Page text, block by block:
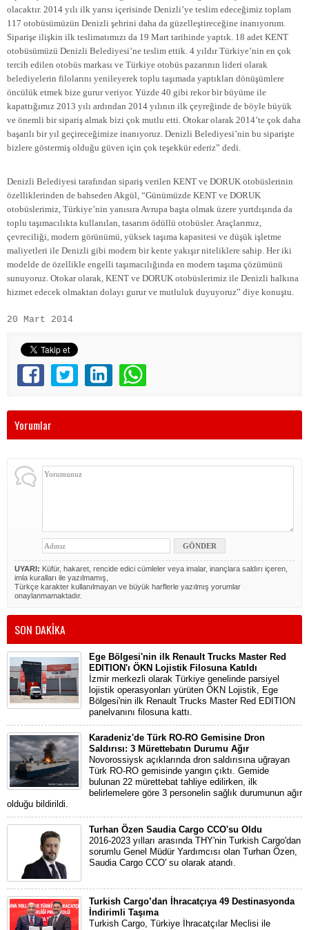
olacaktır. 2014 yılı ilk yarısı içerisinde Denizli’ye teslim edeceğimiz toplam
117 otobüsümüzün Denizli şehrini daha da güzelleştireceğine inanıyorum.
Siparişe ilişkin ilk teslimatımızı da 19 Mart tarihinde yaptık. 18 adet KENT
otobüsümüzü Denizli Belediyesi’ne teslim ettik. 4 yıldır Türkiye’nin en çok
tercih edilen otobüs markası ve Türkiye otobüs pazarının lideri olarak
belediyelerin filolarını yenileyerek toplu taşımada yaptıkları dönüşümlere
öncülük etmek bize gurur veriyor. Yüzde 40 gibi rekor bir büyüme ile
kapattığımız 2013 yılı ardından 2014 yılının ilk çeyreğinde de böyle büyük
ve önemli bir sipariş almak bizi çok mutlu etti. Otokar olarak 2014’te çok daha
başarılı bir yıl geçireceğimize inanıyoruz. Denizli Belediyesi’nin bu siparişte
bizlere göstermiş olduğu güven için çok teşekkür ederiz” dedi.
Denizli Belediyesi tarafından sipariş verilen KENT ve DORUK otobüslerinin
özelliklerinden de bahseden Akgül, “Günümüzde KENT ve DORUK
otobüslerimiz, Türkiye’nin yanısıra Avrupa başta olmak üzere yurtdışında da
toplu taşımacılıkta kullanılan, tasarım ödüllü otobüsler. Araçlarımız,
çevreciliği, modern görünümü, yüksek taşıma kapasitesi ve düşük işletme
maliyetleri ile Denizli gibi modern bir kente yakışır niteliklere sahip. Her iki
modelde de özellikle engelli taşımacılığında en modern taşıma çözümünü
sunuyoruz. Otokar olarak, KENT ve DORUK otobüslerimiz ile Denizli halkına
hizmet edecek olmaktan dolayı gurur ve mutluluk duyuyoruz” diye konuştu.
20 Mart 2014
Yorumlar
UYARI: Küfür, hakaret, rencide edici cümleler veya imalar, inançlara saldırı içeren,
imla kuralları ile yazılmamış,
Türkçe karakter kullanılmayan ve büyük harflerle yazılmış yorumlar
onaylanmamaktadır.
SON DAKİKA
Ege Bölgesi'nin ilk Renault Trucks Master Red
EDITION'ı ÖKN Lojistik Filosuna Katıldı
İzmir merkezli olarak Türkiye genelinde parsiyel
lojistik operasyonları yürüten ÖKN Lojistik, Ege
Bölgesi'nin ilk Renault Trucks Master Red EDITION
panelvanını filosuna kattı.
Karadeniz'de Türk RO-RO Gemisine Dron
Saldırısı: 3 Mürettebatın Durumu Ağır
Novorossiysk açıklarında dron saldırısına uğrayan
Türk RO-RO gemisinde yangın çıktı. Gemide
bulunan 22 mürettebat tahliye edilirken, ilk
belirlemelere göre 3 personelin sağlık durumunun ağır
olduğu bildirildi.
Turhan Özen Saudia Cargo CCO'su Oldu
2016-2023 yılları arasında THY'nin Turkish Cargo'dan
sorumlu Genel Müdür Yardımcısı olan Turhan Özen,
Saudia Cargo CCO' su olarak atandı.
Turkish Cargo’dan İhracatçıya 49 Destinasyonda
İndirimli Taşıma
Turkish Cargo, Türkiye İhracatçılar Meclisi ile